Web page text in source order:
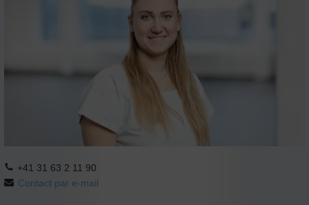
+41 31 63 2 11 90
Contact par e-mail